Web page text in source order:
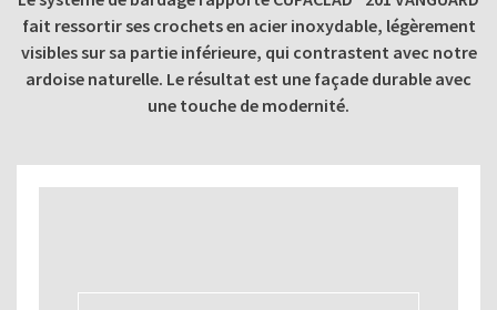
fait ressortir ses crochets en acier inoxydable, légèrement
visibles sur sa partie inférieure, qui contrastent avec notre
ardoise naturelle. Le résultat est une façade durable avec
une touche de modernité.